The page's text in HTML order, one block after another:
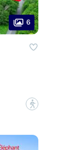
6
?